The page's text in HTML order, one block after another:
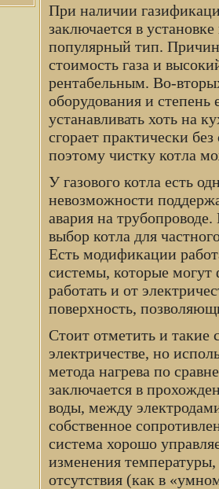
При наличии
заключается в
популярный тип.
стоимость газа и
рентабельным. Во-
оборудования и степень
устанавливать хоть на
сгорает практически
поэтому чистку котла
У газового котла есть
невозможности
авария на
выбор котла для
Есть модификации
системы, которые могут
работать и от
поверхность,
Стоит отметить и такие
электричестве, но
метода нагрева по
заключается в
воды, между
собственное
система хорошо
изменения
отсутствия (как в